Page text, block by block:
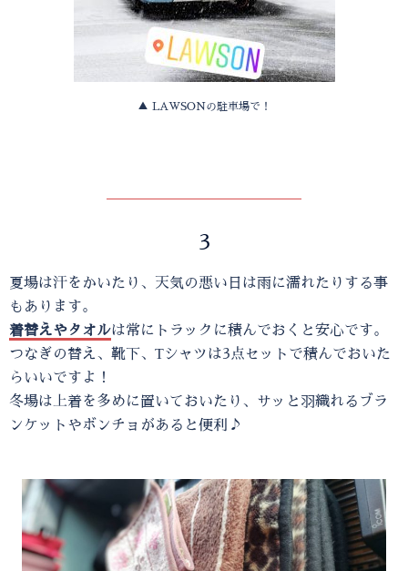
▲ LAWSONの駐車場で！
3
夏場は汗をかいたり、天気の悪い日は雨に濡れたりする事
もあります。
着替えやタオルは常にトラックに積んでおくと安心です。
つなぎの替え、靴下、Тシャツは3点セットで積んでおいた
らいいですよ！
冬場は上着を多めに置いておいたり、サッと羽織れるブラ
ンケットやボンチョがあると便利♪